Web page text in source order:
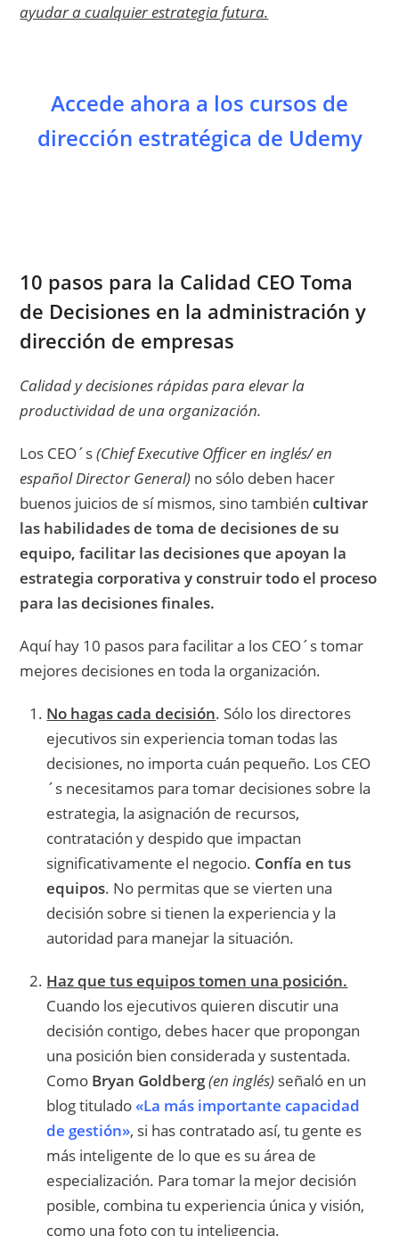
ayudar a cualquier estrategia futura.
Accede ahora a los cursos de
dirección estratégica de Udemy
10 pasos para la Calidad CEO Toma
de Decisiones en la administración y
dirección de empresas
Calidad y decisiones rápidas para elevar la
productividad de una organización.
Los CEO´s(Chief Executive Officer en inglés/ en
español Director General) no sólo deben hacer
buenos juicios de sí mismos, sino tambiéncultivar
las habilidades de toma de decisiones de su
equipo, facilitar las decisiones que apoyan la
estrategia corporativa y construir todo el proceso
para las decisiones finales.
Aquí hay 10 pasos para facilitar a los CEO´s tomar
mejores decisiones en toda la organización.
No hagas cada decisión. Sólo los directores
ejecutivos sin experiencia toman todas las
decisiones, no importa cuán pequeño. Los CEO
´s necesitamos para tomar decisiones sobre la
estrategia, la asignación de recursos,
contratación y despido que impactan
significativamente el negocio. Confía en tus
equipos. No permitas que se vierten una
decisión sobre si tienen la experiencia y la
autoridad para manejar la situación.
Haz que tus equipos tomen una posición.
Cuando los ejecutivos quieren discutir una
decisión contigo, debes hacer que propongan
una posición bien considerada y sustentada.
Como Bryan Goldberg(en inglés) señaló en un
blog titulado«La más importante capacidad
de gestión», si has contratado así, tu gente es
más inteligente de lo que es su área de
especialización. Para tomar la mejor decisión
posible, combina tu experiencia única y visión,
como una foto con tu inteligencia.